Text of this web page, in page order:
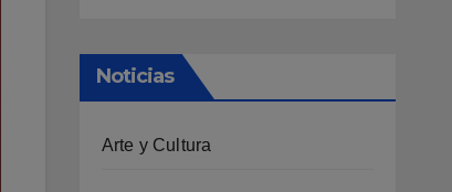
Noticias
Arte y Cultura